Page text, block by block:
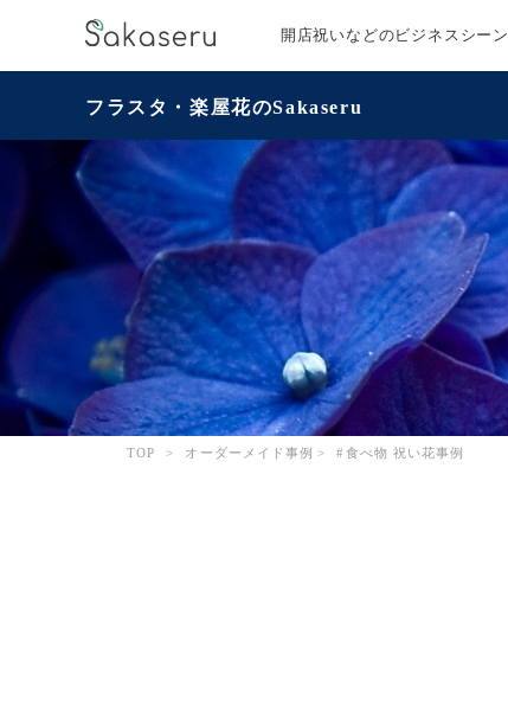
開店祝いなどのビジネスシーン
フラスタ・楽屋花のSakaseru
TOP > オーダーメイド事例 > #食べ物 祝い花事例